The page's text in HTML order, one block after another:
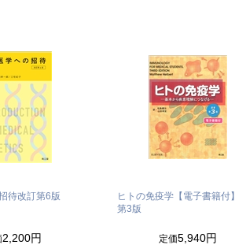
待改訂第6版
2,200円
ヒトの免疫学【電子書籍付】
第3版
定価5,940円